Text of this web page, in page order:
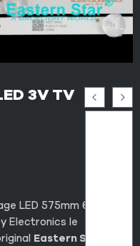
3V TV
LED 575mm 6 lampes
Electronics le
Eastern Star